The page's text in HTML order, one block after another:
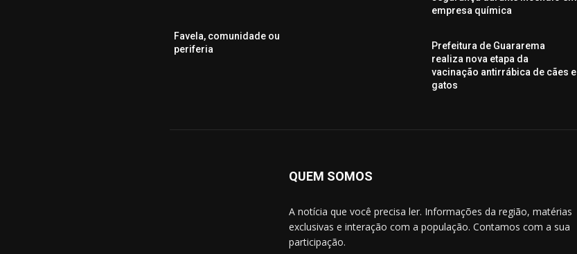
Favela, comunidade ou
periferia
empresa química
Prefeitura de Guararema
realiza nova etapa da
vacinação antirrábica de cães e
gatos
QUEM SOMOS
A notícia que você precisa ler. Informações da região, matérias
exclusivas e interação com a população. Contamos com a sua
participação.